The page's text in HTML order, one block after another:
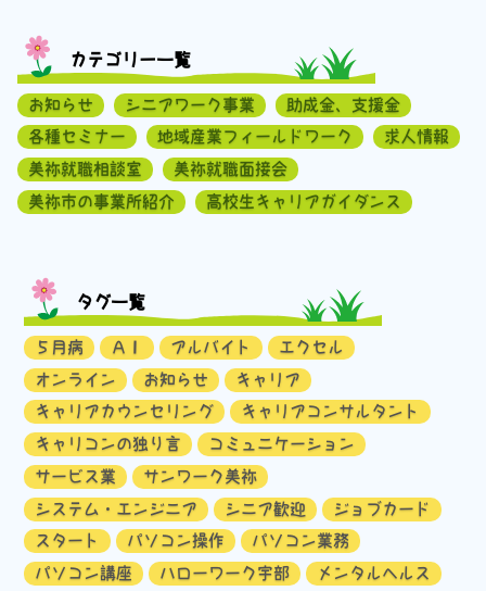
カテゴリー一覧
お知らせ シニアワーク事業
助成金、支援金
各種セミナー
地域産業フィールドワーク
求人情報
美祢就職相談室
美祢就職面接会
美祢市の事業所紹介
高校生キャリアガイダンス
タグ一覧
５月病 ＡＩ アルバイト
エクセル
オンライン
お知らせ
キャリア
キャリアカウンセリング
キャリアコンサルタント
キャリコンの独り言
コミュニケーション
サービス業
サンワーク美祢
システム・エンジニア
シニア歓迎
ジョブカード
スタート
パソコン操作
パソコン業務
パソコン講座
ハローワーク宇部
メンタルヘルス